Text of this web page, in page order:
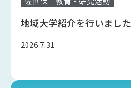
地域大学紹介を行いました
2026.7.31